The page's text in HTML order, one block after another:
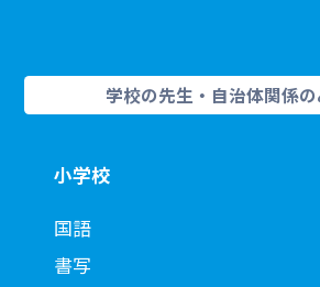
学校の先生・自治体関係
小学校
国語
書写